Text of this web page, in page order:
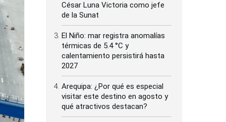
César Luna Victoria como jefe
de la Sunat
El Niño: mar registra anomalías
térmicas de 5.4 °C y
calentamiento persistirá hasta
2027
Arequipa: ¿Por qué es especial
visitar este destino en agosto y
qué atractivos destacan?